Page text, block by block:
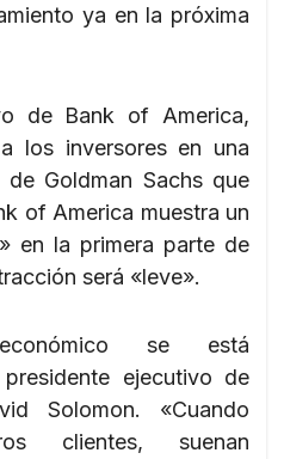
ya en la próxima
de Bank of America,
los inversores en una
Goldman Sachs que
of America muestra un
en la primera parte de
será «leve».
se está
ejecutivo de
Solomon. «Cuando
clientes, suenan